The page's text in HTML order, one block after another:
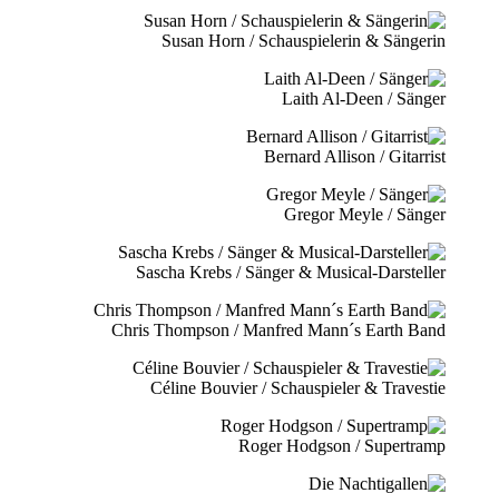
Susan Horn / Schauspielerin & Sängerin
Laith Al-Deen / Sänger
Bernard Allison / Gitarrist
Gregor Meyle / Sänger
Sascha Krebs / Sänger & Musical-Darsteller
Chris Thompson / Manfred Mann´s Earth Band
Céline Bouvier / Schauspieler & Travestie
Roger Hodgson / Supertramp